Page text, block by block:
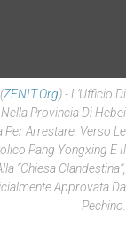
ZENIT.org).- L’Ufficio Di
Provincia Di Hebei
Arrestare, Verso Le
Pang Yongxing E Il
“Chiesa Clandestina”,
Approvata Da
Pechino.